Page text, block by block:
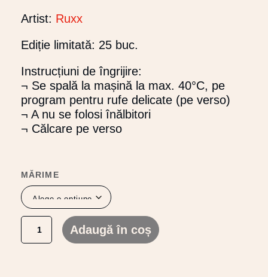
Artist: Ruxx
Ediție limitată: 25 buc.
Instrucțiuni de îngrijire:
¬ Se spală la mașină la max. 40°C, pe
program pentru rufe delicate (pe verso)
¬ A nu se folosi înălbitori
¬ Călcare pe verso
MĂRIME
Adaugă în coș